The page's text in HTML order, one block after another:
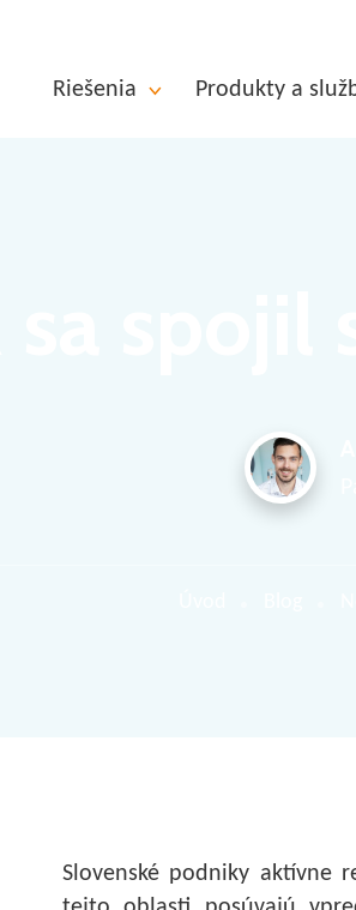
Riešenia Produkty a
Slovenské podniky aktívne